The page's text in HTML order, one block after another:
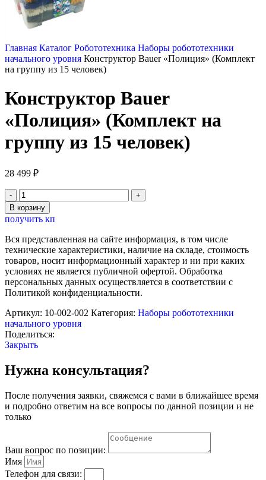
Главная Каталог Робототехника Наборы робототехники
начального уровня Конструктор Bauer «Полиция» (Комплект
на группу из 15 человек)
Конструктор Bauer
«Полиция» (Комплект на
группу из 15 человек)
28 499 ₽
Количество
товара
Конструктор
Bauer
«Полиция»
(Комплект
на
группу
из
15
В корзину
получить кп
Вся представленная на сайте информация, в том числе
технические характеристики, наличие на складе, стоимость
товаров, носит информационный характер и ни при каких
условиях не является публичной офертой. Обработка
персональных данных осуществляется в соответствии с
Политикой конфиденциальности.
Артикул: 10-002-002 Категория: Наборы робототехники
начального уровня
Поделиться:
Закрыть
Нужна консультация?
После получения заявки, свяжемся с вами в ближайшее время
и подробно ответим на все вопросы по данной позиции и не
только
Ваш вопрос по позиции:
Имя
Телефон для связи: